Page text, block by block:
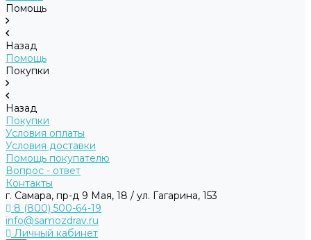
Помощь
Назад
Помощь
Покупки
Назад
Покупки
Условия оплаты
Условия доставки
Помощь покупателю
Вопрос - ответ
Контакты
г. Самара, пр-д 9 Мая, 18 / ул. Гагарина, 153
8 (800) 500-64-19
info@samozdrav.ru
Личный кабинет